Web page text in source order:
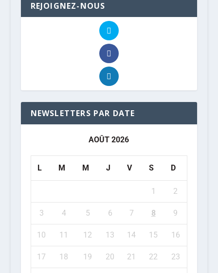
REJOIGNEZ-NOUS
NEWSLETTERS PAR DATE
AOÛT 2026
L M M J V S D
1 2
3 4 5 6 7 8 9
10 11 12 13 14 15 16
17 18 19 20 21 22 23